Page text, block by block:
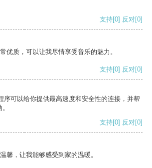
支持[0] 反对[0]
优质，可以让我尽情享受音乐的魅力。
支持[0] 反对[0]
序可以给你提供最高速度和安全性的连接，并帮
支持[0] 反对[0]
馨，让我能够感受到家的温暖。